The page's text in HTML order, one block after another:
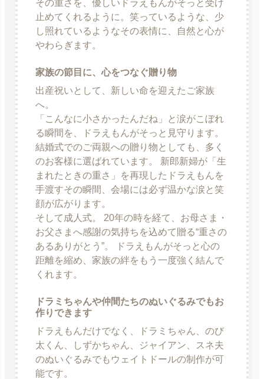
その重さを、優しいドラえもんがそっと受け
止めてくれるように。笑っているような、少
し照れているようなその表情に、自然と心が
やわらぎます。
家族の節目に、心をつなぐ贈り物
出産祝いとして、新しい命を迎えたご家族
へ。
「こんなに小さかったんだね」と涙がこぼれ
る瞬間を、ドラえもんがそっと見守ります。
結婚式でのご両親への贈り物としても、多く
のお客様に選ばれています。 新郎新婦が「生
まれたときの重さ」を再現したドラえもんを
手渡すその瞬間、会場には必ず温かな涙と笑
顔が広がります。
そして成人式。 20年の時を経て、お母さま・
お父さまへ感謝の気持ちを込めて贈る“重さの
あるありがとう”。 ドラえもんがそっと心の
距離を縮め、家族の絆をもう一度強く結んで
くれます。
ドラミちゃんや仲間たちのぬいぐるみでもお
作りできます
ドラえもんだけでなく、ドラミちゃん、のび
太くん、しずかちゃん、ジャイアン、スネ夫
のぬいぐるみでもウェイトドールの制作が可
能です。